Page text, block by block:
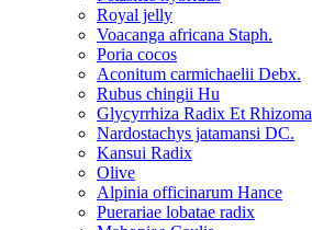
Royal jelly
Voacanga africana Staph.
Poria cocos
Aconitum carmichaelii Debx.
Rubus chingii Hu
Glycyrrhiza Radix Et Rhizoma
Nardostachys jatamansi DC.
Kansui Radix
Olive
Alpinia officinarum Hance
Puerariae lobatae radix